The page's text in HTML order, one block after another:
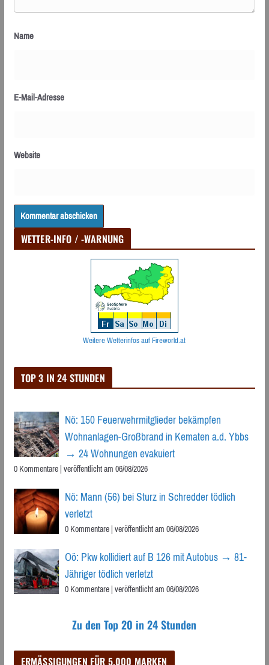
Name
E-Mail-Adresse
Website
WETTER-INFO / -WARNUNG
Weitere Wetterinfos auf Fireworld.at
TOP 3 IN 24 STUNDEN
Nö: 150 Feuerwehrmitglieder bekämpfen
Wohnanlagen-Großbrand in Kematen a.d. Ybbs
→ 24 Wohnungen evakuiert
0 Kommentare|veröffentlicht am 06/08/2026
Nö: Mann (56) bei Sturz in Schredder tödlich
verletzt
0 Kommentare|veröffentlicht am 06/08/2026
Oö: Pkw kollidiert auf B 126 mit Autobus → 81-
Jähriger tödlich verletzt
0 Kommentare|veröffentlicht am 06/08/2026
Zu den Top 20 in 24 Stunden
ERMÄSSIGUNGEN FÜR 5.000 MARKEN